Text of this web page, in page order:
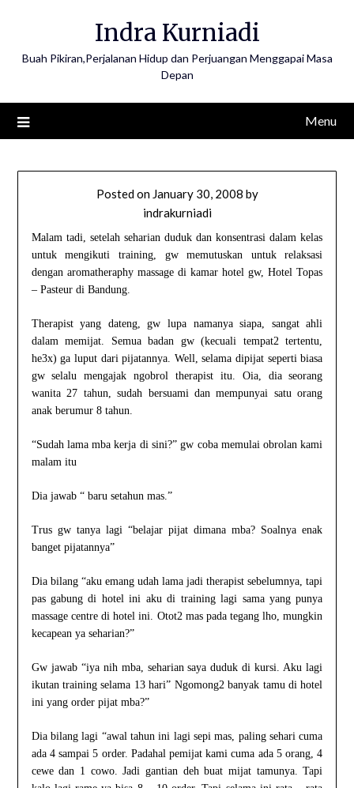
Indra Kurniadi
Buah Pikiran,Perjalanan Hidup dan Perjuangan Menggapai Masa
Depan
Menu
Posted on January 30, 2008 by
indrakurniadi
Malam tadi, setelah seharian duduk dan konsentrasi dalam kelas
untuk mengikuti training, gw memutuskan untuk relaksasi
dengan aromatheraphy massage di kamar hotel gw, Hotel Topas
– Pasteur di Bandung.
Therapist yang dateng, gw lupa namanya siapa, sangat ahli
dalam memijat. Semua badan gw (kecuali tempat2 tertentu,
he3x) ga luput dari pijatannya. Well, selama dipijat seperti biasa
gw selalu mengajak ngobrol therapist itu. Oia, dia seorang
wanita 27 tahun, sudah bersuami dan mempunyai satu orang
anak berumur 8 tahun.
“Sudah lama mba kerja di sini?” gw coba memulai obrolan kami
malam itu
Dia jawab “ baru setahun mas.”
Trus gw tanya lagi “belajar pijat dimana mba? Soalnya enak
banget pijatannya”
Dia bilang “aku emang udah lama jadi therapist sebelumnya, tapi
pas gabung di hotel ini aku di training lagi sama yang punya
massage centre di hotel ini. Otot2 mas pada tegang lho, mungkin
kecapean ya seharian?”
Gw jawab “iya nih mba, seharian saya duduk di kursi. Aku lagi
ikutan training selama 13 hari” Ngomong2 banyak tamu di hotel
ini yang order pijat mba?”
Dia bilang lagi “awal tahun ini lagi sepi mas, paling sehari cuma
ada 4 sampai 5 order. Padahal pemijat kami cuma ada 5 orang, 4
cewe dan 1 cowo. Jadi gantian deh buat mijat tamunya. Tapi